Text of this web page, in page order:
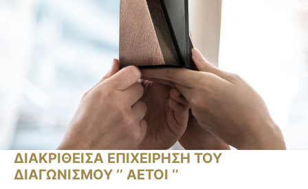
ΔΙΑΚΡΙΘΕΙΣΑ ΕΠΙΧΕΙΡΗΣΗ ΤΟΥ
ΔΙΑΓΩΝΙΣΜΟΥ ‘’ ΑΕΤΟΙ ‘’